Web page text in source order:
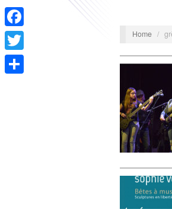
Home /
Facebook
Twitter